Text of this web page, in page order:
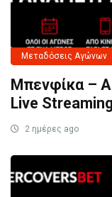
Μεταδόσεις Αγώνων
Μπενφίκα –
Live
2 ημέρες ago